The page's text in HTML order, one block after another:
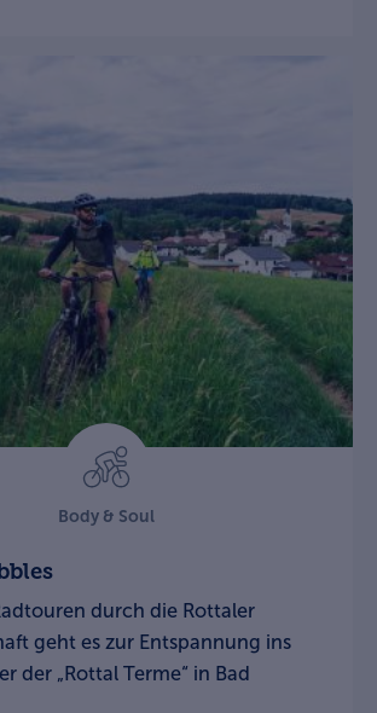
Body & Soul
durch die Rottaler
geht es zur Entspannung ins
der „Rottal Terme“ in Bad